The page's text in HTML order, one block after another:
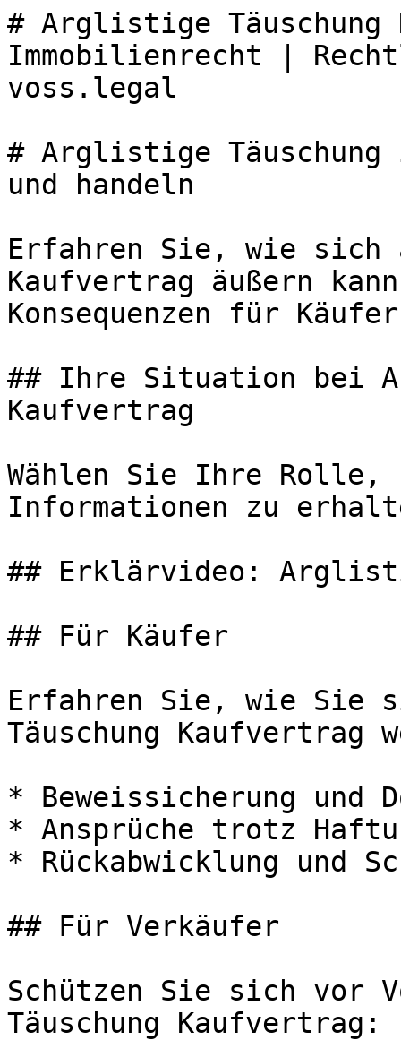
# Arglistige Täuschung
Immobilienrecht |
voss.legal
# Arglistige Täuschung
und handeln
Erfahren Sie, wie sich
Kaufvertrag äußern
Konsequenzen für
## Ihre Situation bei
Kaufvertrag
Wählen Sie Ihre Rolle,
Informationen zu
## Erklärvideo:
## Für Käufer
Erfahren Sie, wie Sie
Täuschung Kaufvertrag
* Beweissicherung und
* Ansprüche trotz
* Rückabwicklung und
## Für Verkäufer
Schützen Sie sich vor
Täuschung Kaufvertrag: